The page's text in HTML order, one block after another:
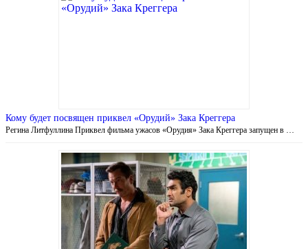
Кому будет посвящен приквел «Орудий» Зака Креггера
Регина Литфуллина Приквел фильма ужасов «Орудия» Зака Креггера запущен в …